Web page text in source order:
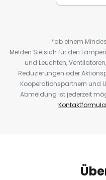
*ab einem
Melden Sie sich für den
und Leuchten,
Reduzierungen oder
Kooperationspartnern und
Abmeldung ist jederzeit